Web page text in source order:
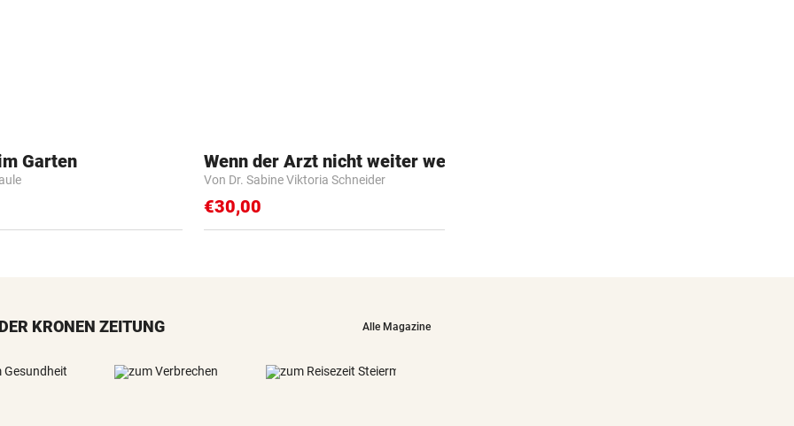
Garten Wenn der Arzt nicht weiter weiß
Von Dr. Sabine Viktoria Schneider
€30,00
KRONEN ZEITUNG Alle Magazine